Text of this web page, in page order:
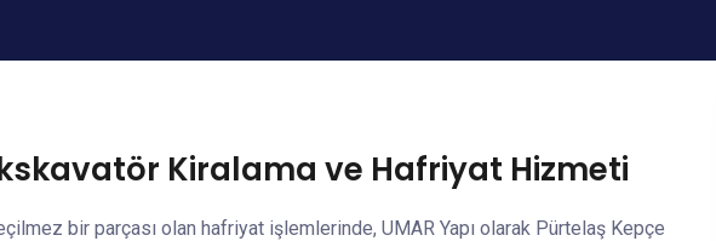
Kiralama ve Hafriyat Hizmeti
bir parçası olan hafriyat işlemlerinde, UMAR Yapı olarak Pürtelaş Kepçe